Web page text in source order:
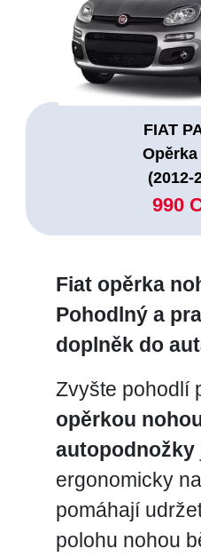
FIAT
(2012-
990
Fiat opěrka
Pohodlný a
doplněk do
Zvyšte pohodlí
opěrkou
autopodnožky
ergonomicky
pomáhají
polohu nohou